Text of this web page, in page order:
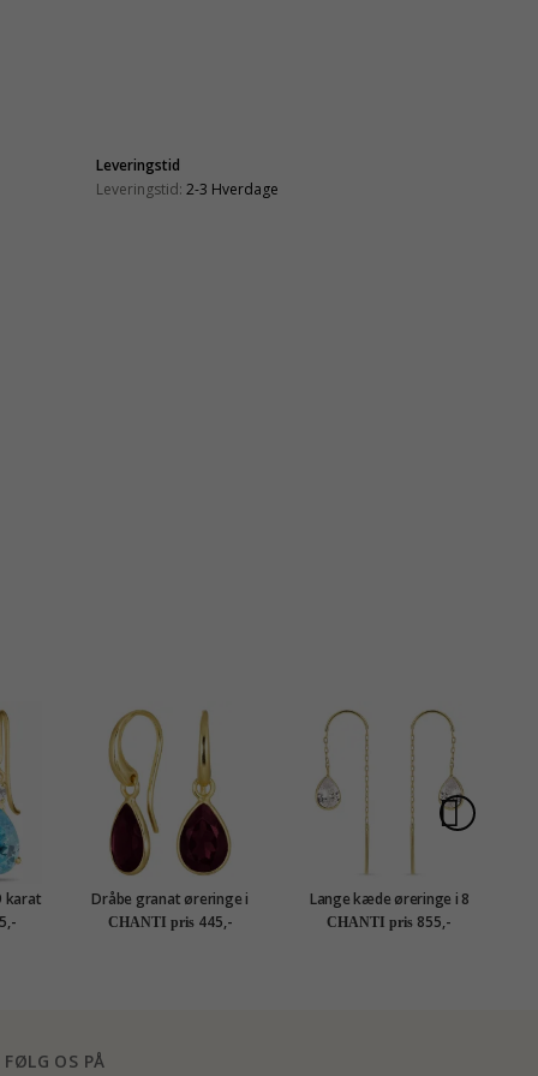
Leveringstid
Leveringstid: 2-3 Hverdage
karat
Dråbe granat øreringe i
forgyldt sølv - Loom
Stones
CHANTI pris 445,-
Lange kæde øreringe i 8
karat guld - Gold Collection
CHANTI pris 855,-
FØLG OS PÅ